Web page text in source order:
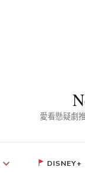
愛看懸疑劇
DISNEY+